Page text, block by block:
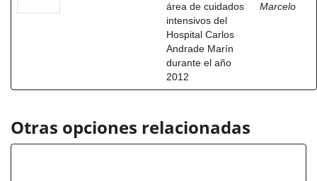
área de cuidados
intensivos del
Hospital Carlos
Andrade Marín
durante el año
2012
Marcelo
Otras opciones relacionadas